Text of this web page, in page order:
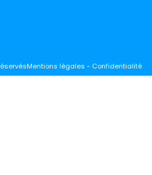
Mentions légales - Confidentialité